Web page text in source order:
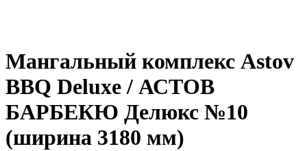
Мангальный комплекс Astov
BBQ Deluxe / АСТОВ
БАРБЕКЮ Делюкс №10
(ширина 3180 мм)